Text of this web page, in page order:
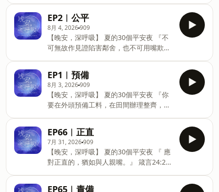
旌旗IG：
https://www.instagram.com/bannerch.
我們將在每週一到每週五，晚間九點固定
更新，邀請您一起領受祝福。 📌若您喜歡
這個節目，請《訂閱/關注》，並請在
iTunes中給予我們五顆星⭐⭐⭐⭐⭐的評價
🌺歡迎您分享這個節目給親友們，讓更多
FB：https://www.facebook.com/TCBCH
旌旗IG：https://w
坍塌了。 我看見就留心思想；我看著就領
了訓誨。』 箴言24:30-32 🎶免費收聽平
台 Android▶SoundOn：
https://sndn.link/banner99 iOS
▶Apple Podcast：
https://apple.co/30vqfVq 📡 上架更新：
我們將在每週一到每週五，晚間九點固定
更新，邀請您一起領受祝福。 📌若您喜歡
這個節目，請《訂閱/關注》，並請在
iTunes中給予我們五顆星⭐⭐⭐⭐⭐的評價
最新更新資訊，歡迎來拜訪我們： 旌旗
FB：https://www.facebook.com/TCBCH
EP2︱公平
8月 4, 2026909
【晚安，深呼吸】 夏的30個平安夜 『不
可無故作見證陷害鄰舍，也不可用嘴欺騙
24:28-29 🎶免費收聽平台
Android▶SoundOn：
https://sndn.link/banner99 iOS
▶Apple Podcast：
https://apple.co/30vqfVq 📡 上架更新：
我們將在每週一到每週五，晚間九點固定
更新，邀請您一起領受祝福。 📌若您喜歡
這個節目，請《訂閱/關注》，並請在
iTunes中給予我們五顆星⭐⭐⭐⭐⭐的評價
EP1︱預備
8月 3, 2026909
【晚安，深呼吸】 夏的30個平安夜 『你
要在外頭預備工料，在田間辦理整齊，然
https://sndn.link/banner99 iOS
▶Apple Podcast：
https://apple.co/30vqfVq 📡 上架更新：
我們將在每週一到每週五，晚間九點固定
更新，邀請您一起領受祝福。 📌若您喜歡
這個節目，請《訂閱/關注》，並請在
EP66︱正直
7月 31, 2026909
【晚安，深呼吸】 夏的30個平安夜 『 應
對正直的，猶如與人親嘴。』 箴言24:26
https://sndn.link/banner99 iOS
EP65︱責備